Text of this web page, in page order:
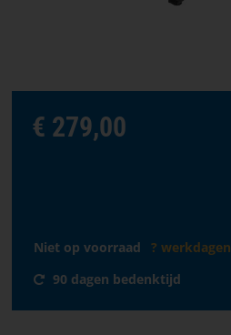
SOFTWARE
WAAR
VOORWAARDEN
ONS
€ 279,00
Niet op voorraad
? werkdagen
90 dagen bedenktijd